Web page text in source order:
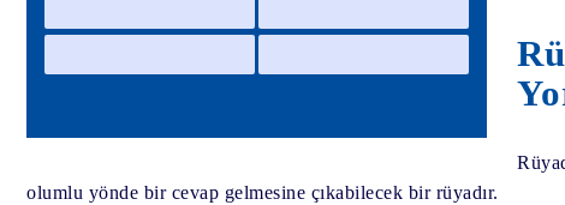
olumlu yönde bir cevap gelmesine çıkabilecek bir rüyadır.